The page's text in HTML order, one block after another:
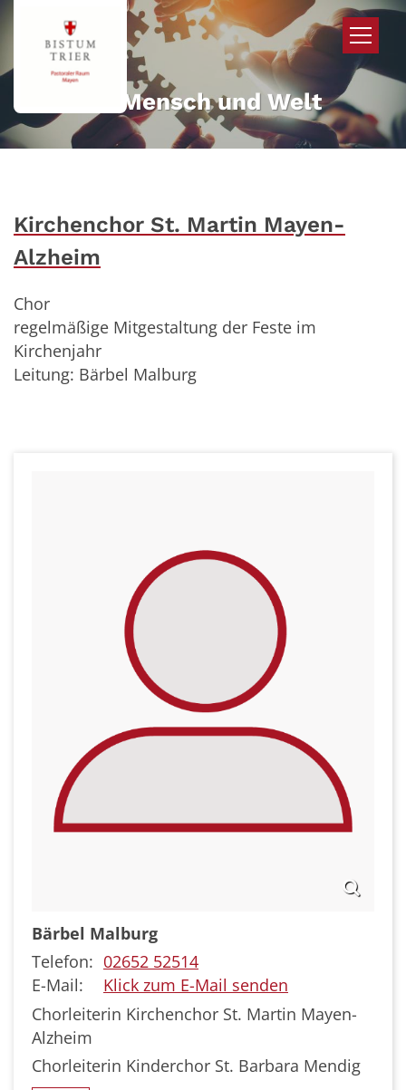
Zum Inhalt springen
Mehr für Mensch und Welt
Kirchenchor St. Martin Mayen-
Alzheim
Chor
regelmäßige Mitgestaltung der Feste im
Kirchenjahr
Leitung: Bärbel Malburg
Bärbel Malburg
Telefon: 02652 52514
E-Mail:
Klick zum E-Mail senden
Chorleiterin Kirchenchor St. Martin Mayen-
Alzheim
Chorleiterin Kinderchor St. Barbara Mendig